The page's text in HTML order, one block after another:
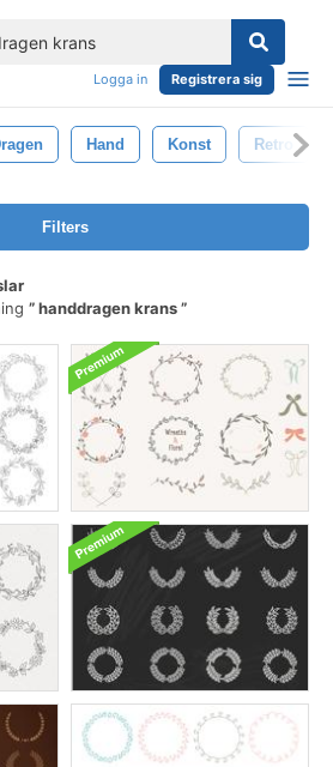
Logga in Registrera sig
Hand Konst Retro
Filters
handdragen krans